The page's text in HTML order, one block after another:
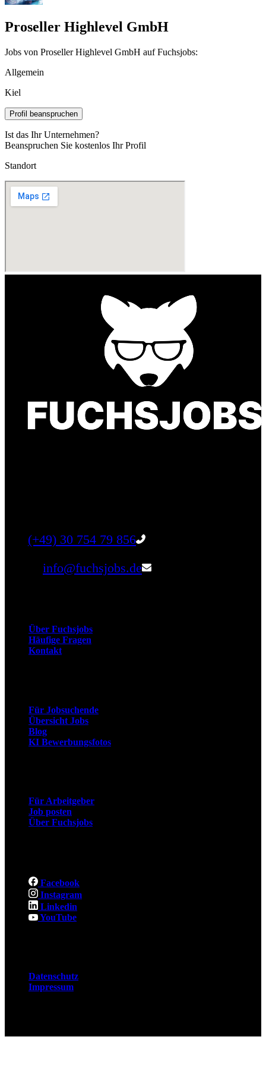
Proseller Highlevel GmbH
Jobs von Proseller Highlevel GmbH auf Fuchsjobs:
Allgemein
Kiel
Profil beanspruchen
Ist das Ihr Unternehmen?
Beanspruchen Sie kostenlos Ihr Profil
Standort
(+49) 30 754 79 856
info@fuchsjobs.de
Über Fuchsjobs
Häufige Fragen
Kontakt
Für Jobsuchende
Übersicht Jobs
Blog
KI Bewerbungsfotos
Für Arbeitgeber
Job posten
Über Fuchsjobs
Facebook
Instagram
Linkedin
YouTube
Datenschutz
Impressum